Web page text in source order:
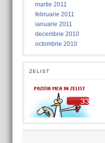
martie 2011
februarie 2011
ianuarie 2011
decembrie 2010
octombrie 2010
ZELIST